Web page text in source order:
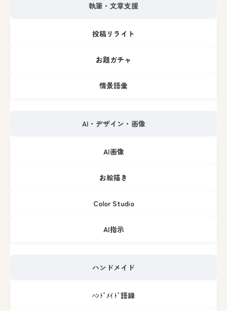
執筆・文章支援
投稿リライト
お題ガチャ
情景語彙
AI・デザイン・画像
AI画像
お絵描き
Color Studio
AI指示
ハンドメイド
ﾊﾝﾄﾞﾒｲﾄﾞ語録